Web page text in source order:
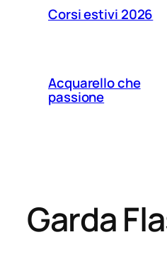
Corsi estivi 2026
Acquarello che
passione
Garda